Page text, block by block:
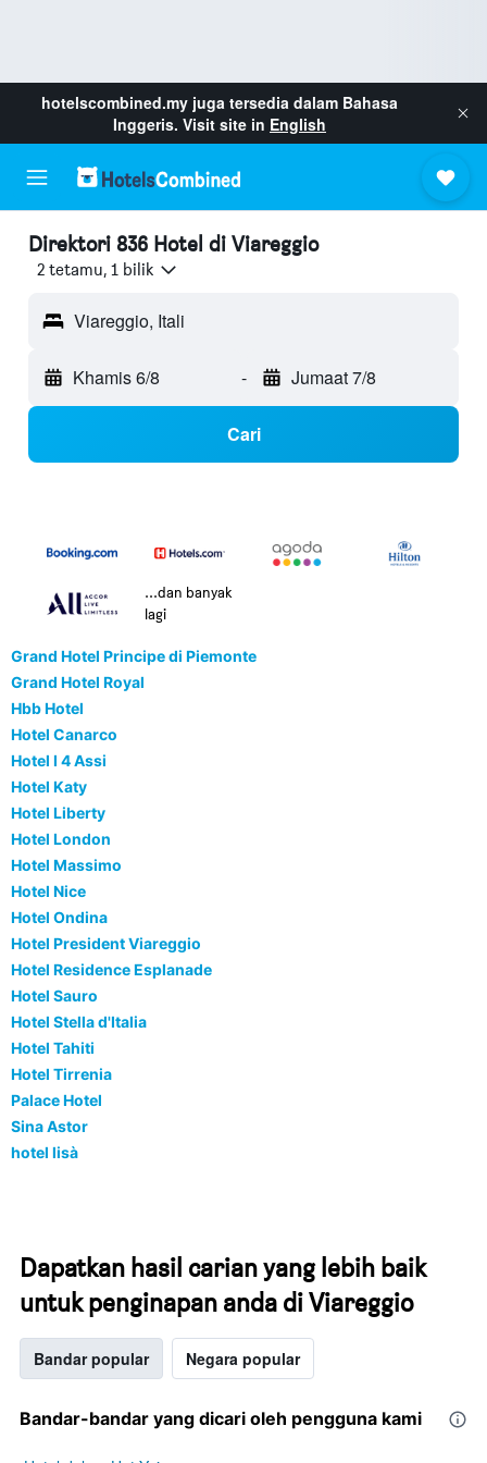
hotelscombined.my juga tersedia dalam Bahasa
Inggeris. Visit site in English
Direktori 836 Hotel di Viareggio
2 tetamu, 1 bilik
Viareggio, Itali
Khamis 6/8 - Jumaat 7/8
Cari
...dan banyak
lagi
Grand Hotel Principe di Piemonte
Grand Hotel Royal
Hbb Hotel
Hotel Canarco
Hotel I 4 Assi
Hotel Katy
Hotel Liberty
Hotel London
Hotel Massimo
Hotel Nice
Hotel Ondina
Hotel President Viareggio
Hotel Residence Esplanade
Hotel Sauro
Hotel Stella d'Italia
Hotel Tahiti
Hotel Tirrenia
Palace Hotel
Sina Astor
hotel lisà
Dapatkan hasil carian yang lebih baik
untuk penginapan anda di Viareggio
Bandar popular Negara popular
Bandar-bandar yang dicari oleh pengguna kami